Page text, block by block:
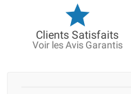
Clients Satisfaits
Voir les Avis Garantis